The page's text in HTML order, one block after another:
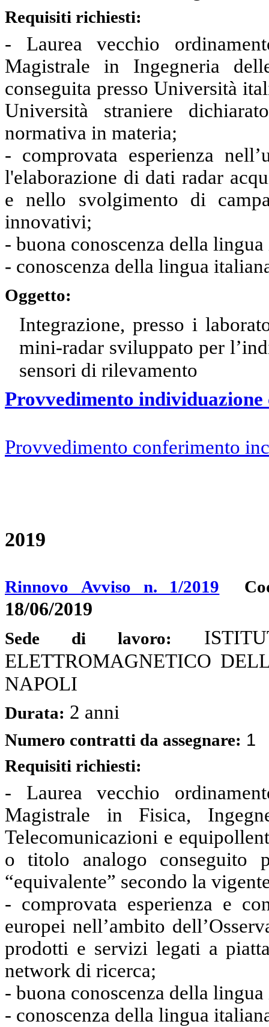
Requisiti richiesti:
- Laurea vecchio
Magistrale in Ingegneria
conseguita presso Università
Università straniere
normativa in materia;
- comprovata esperienza
l'elaborazione di dati radar
e nello svolgimento di
innovativi;
- buona conoscenza della
- conoscenza della lingua
Oggetto:
Integrazione, presso i
mini-radar sviluppato per
sensori di rilevamento
Provvedimento individuazione
Provvedimento conferimento
2019
Rinnovo Avviso n. 1/2019
18/06/2019
Sede di lavoro:
ELETTROMAGNETICO
NAPOLI
Durata: 2 anni
Numero contratti da assegnare: 1
Requisiti richiesti:
- Laurea vecchio
Magistrale in Fisica,
Telecomunicazioni e
o titolo analogo conseguito
“equivalente” secondo la
- comprovata esperienza e
europei nell’ambito
prodotti e servizi legati a
network di ricerca;
- buona conoscenza della
- conoscenza della lingua